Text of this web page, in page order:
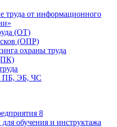
труда от информационного
(ОТ)
(ОПР)
охраны труда
ПБ, ЭБ, ЧС
8
обучения и инструктажа